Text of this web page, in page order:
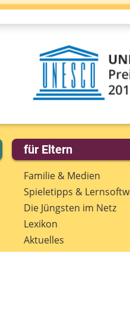
Mail-Adresse (wenn du eine
für Eltern
Familie & Medien
Spieletipps &
Die Jüngsten im Netz
Lexikon
Aktuelles
Datenschutz